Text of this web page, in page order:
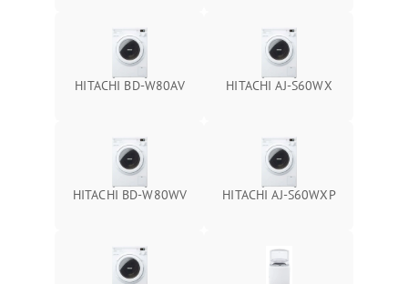
HITACHI BD-W80AV HITACHI AJ-S60WX
HITACHI BD-W80WV HITACHI AJ-S60WXP